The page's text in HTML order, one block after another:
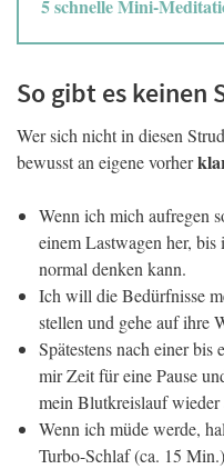
5 schnelle Mini-
So gibt es keinen
Wer sich nicht in diesen
bewusst an eigene vorher
Wenn ich mich aufregen
einem Lastwagen her,
normal denken kann.
Ich will die Bedürfnisse
stellen und gehe auf ihre
Spätestens nach einer bis
mir Zeit für eine Pause
mein Blutkreislauf
Wenn ich müde werde,
Turbo-Schlaf (ca. 15